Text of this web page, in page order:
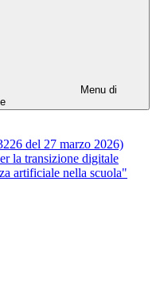
Menu di
del 27 marzo 2026)
la transizione digitale
artificiale nella scuola"